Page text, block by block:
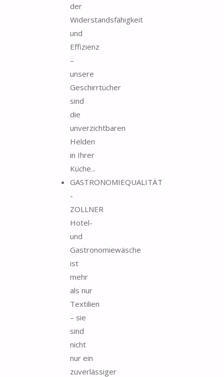
der
Widerstandsfähigkeit
und
Effizienz
–
unsere
Geschirrtücher
sind
die
unverzichtbaren
Helden
in Ihrer
Küche...
GASTRONOMIEQUALITÄT
-
ZOLLNER
Hotel-
und
Gastronomiewäsche
ist
mehr
als nur
Textilien
– sie
sind
nicht
nur ein
zuverlässiger